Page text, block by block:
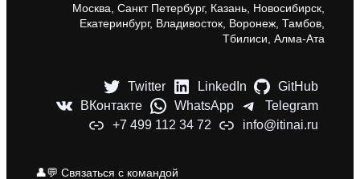
Москва, Санкт Петербург, Казань, Новосибирск,
Екатеринбург, Владивосток, Воронеж, Тамбов,
Тбилиси, Алма-Ата
Twitter LinkedIn
GitHub
ВКонтакте
WhatsApp
Telegram
+7 499 112 34 72
info@itinai.ru
👤💬 Связаться с командой